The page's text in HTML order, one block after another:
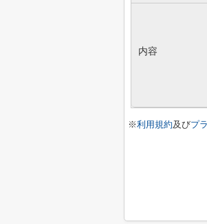
内容
※利用規約及びプ